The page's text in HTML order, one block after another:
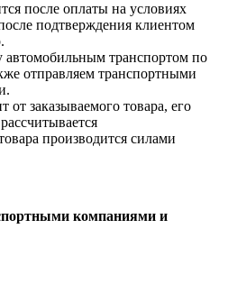
после оплаты на условиях
подтверждения клиентом
транспортом по
отправляем транспортными
от заказываемого товара, его
производится силами
компаниями и